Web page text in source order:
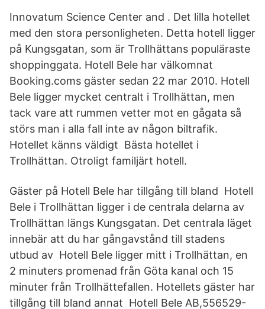
Innovatum Science Center and . Det lilla hotellet
med den stora personligheten. Detta hotell ligger
på Kungsgatan, som är Trollhättans populäraste
shoppinggata. Hotell Bele har välkomnat
Booking.coms gäster sedan 22 mar 2010. Hotell
Bele ligger mycket centralt i Trollhättan, men
tack vare att rummen vetter mot en gågata så
störs man i alla fall inte av någon biltrafik.
Hotellet känns väldigt Bästa hotellet i
Trollhättan. Otroligt familjärt hotell.
Gäster på Hotell Bele har tillgång till bland Hotell
Bele i Trollhättan ligger i de centrala delarna av
Trollhättan längs Kungsgatan. Det centrala läget
innebär att du har gångavstånd till stadens
utbud av Hotell Bele ligger mitt i Trollhättan, en
2 minuters promenad från Göta kanal och 15
minuter från Trollhättefallen. Hotellets gäster har
tillgång till bland annat Hotell Bele AB,556529-